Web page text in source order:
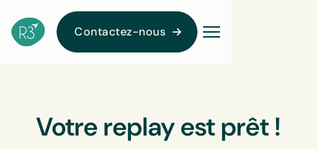
Contactez-nous
Votre replay est prêt !